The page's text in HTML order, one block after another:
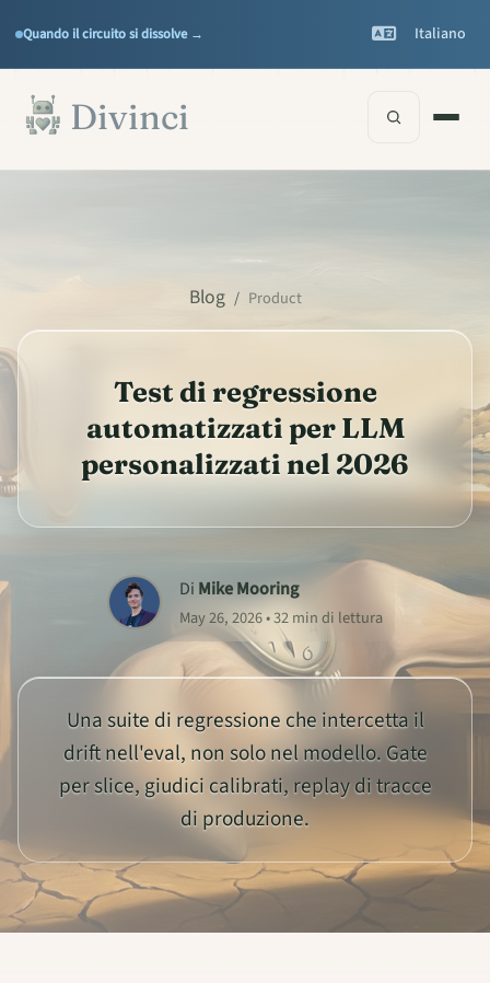
Quando il circuito si dissolve → Italiano
Divinci
Blog / Product
Test di regressione
automatizzati per LLM
personalizzati nel 2026
Di Mike Mooring
May 26, 2026 • 32 min di lettura
Una suite di regressione che intercetta il
drift nell'eval, non solo nel modello. Gate
per slice, giudici calibrati, replay di tracce
di produzione.